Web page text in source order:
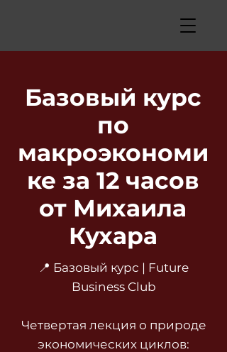
Базовый курс
по
макроэкономи
ке за 12 часов
от Михаила
Кухара
📍 Базовый курс | Future
Business Club
Четвертая лекция о природе
экономических циклов: